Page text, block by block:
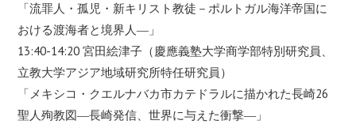
「流罪人・孤児・新キリスト教徒－ポルトガル海洋帝国に
おける渡海者と境界人―」
13:40-14:20 宮田絵津子（慶應義塾大学商学部特別研究員、
立教大学アジア地域研究所特任研究員）
「メキシコ・クエルナバカ市カテドラルに描かれた長崎26
聖人殉教図―長崎発信、世界に与えた衝撃―」